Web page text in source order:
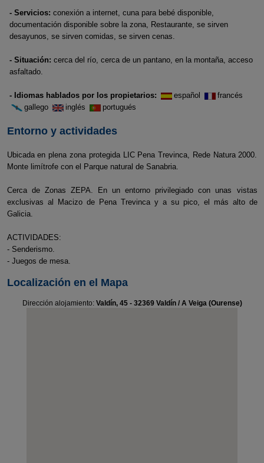
- Servicios: conexión a internet, cuna para bebé disponible,
documentación disponible sobre la zona, Restaurante, se sirven
desayunos, se sirven comidas, se sirven cenas.
- Situación: cerca del río, cerca de un pantano, en la montaña, acceso
asfaltado.
- Idiomas hablados por los propietarios: español
francés
gallego
inglés portugués
Entorno y actividades
Ubicada en plena zona protegida LIC Pena Trevinca, Rede Natura 2000.
Monte limítrofe con el Parque natural de Sanabria.
Cerca de Zonas ZEPA. En un entorno privilegiado con unas vistas
exclusivas al Macizo de Pena Trevinca y a su pico, el más alto de
Galicia.
ACTIVIDADES:
- Senderismo.
- Juegos de mesa.
Localización en el Mapa
Dirección alojamiento: Valdín, 45 - 32369 Valdín / A Veiga (Ourense)